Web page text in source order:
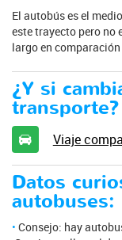
El autobús es el
este trayecto pero no
largo en comparación
¿Y si
transporte?
Viaje
Datos
autobuses:
Consejo: hay